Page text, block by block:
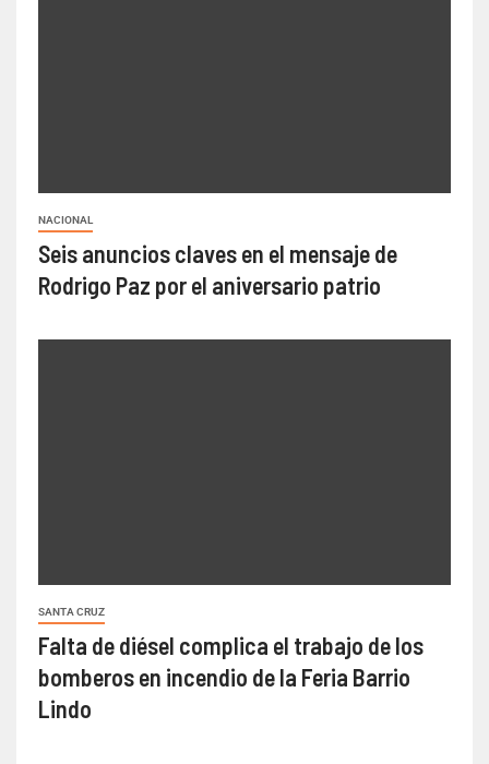
NACIONAL
Seis anuncios claves en el mensaje de
Rodrigo Paz por el aniversario patrio
SANTA CRUZ
Falta de diésel complica el trabajo de los
bomberos en incendio de la Feria Barrio
Lindo